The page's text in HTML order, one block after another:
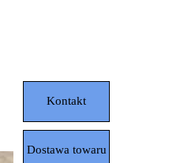
Kontakt
Dostawa towaru